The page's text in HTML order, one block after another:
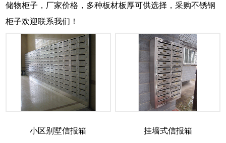
储物柜子，厂家价格，多种板材板厚可供选择，采购不锈钢
柜子欢迎联系我们！
小区别墅信报箱 挂墙式信报箱